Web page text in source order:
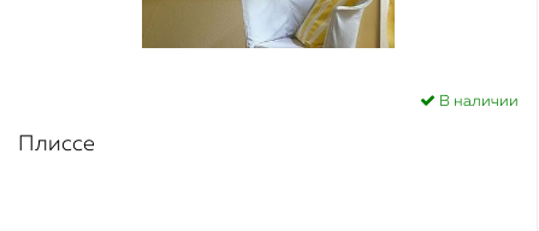
В наличии
Плиссе